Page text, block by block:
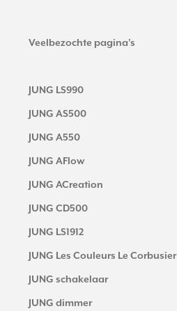
Veelbezochte pagina's
JUNG LS990
JUNG AS500
JUNG A550
JUNG AFlow
JUNG ACreation
JUNG CD500
JUNG LS1912
JUNG Les Couleurs Le Corbusier
JUNG schakelaar
JUNG dimmer